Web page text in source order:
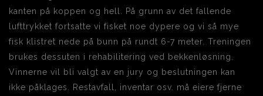
kanten på koppen og hell. På grunn av det fallende
lufttrykket fortsatte vi fisket noe dypere og vi så mye
fisk klistret nede på bunn på rundt 6-7 meter. Treningen
brukes dessuten i rehabilitering ved bekkenløsning.
Vinnerne vil bli valgt av en jury og beslutningen kan
ikke påklages. Restavfall, inventar osv. må eiere fjerne